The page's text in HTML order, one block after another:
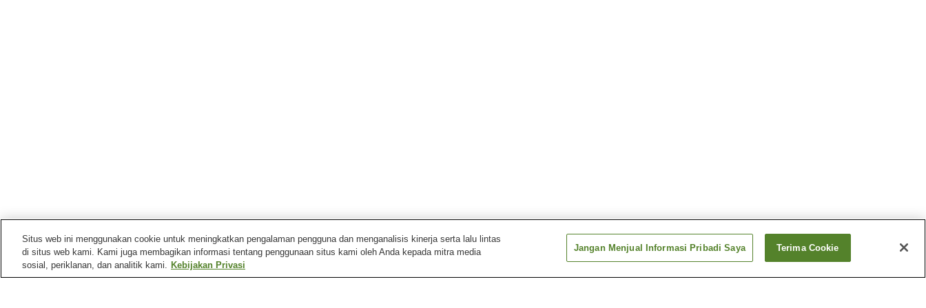
Kota Sabae
Situs web ini menggunakan cookie untuk meningkatkan pengalaman pengguna dan menganalisis kinerja serta lalu lintas
di situs web kami. Kami juga membagikan informasi tentang penggunaan situs kami oleh Anda kepada mitra media
sosial, periklanan, dan analitik kami. Kebijakan Privasi
Jangan Menjual Informasi Pribadi Saya Terima Cookie